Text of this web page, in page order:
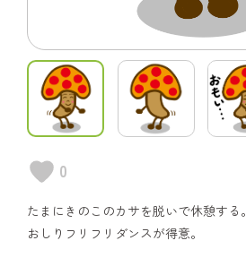
0
たまにきのこのカサを脱いで休憩する。
おしりフリフリダンスが得意。